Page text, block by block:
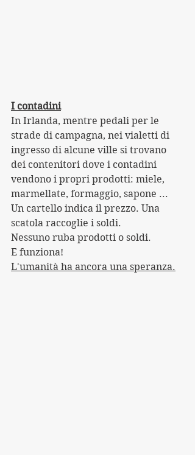
I contadini
In Irlanda, mentre pedali per le
strade di campagna, nei vialetti di
ingresso di alcune ville si trovano
dei contenitori dove i contadini
vendono i propri prodotti: miele,
marmellate, formaggio, sapone ...
Un cartello indica il prezzo. Una
scatola raccoglie i soldi.
Nessuno ruba prodotti o soldi.
E funziona!
L'umanità ha ancora una speranza.